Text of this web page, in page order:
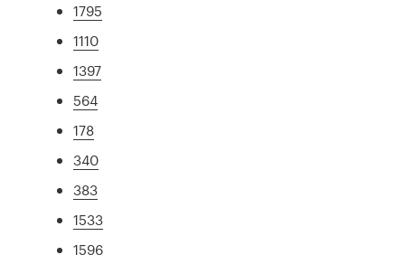
1795
1110
1397
564
178
340
383
1533
1596